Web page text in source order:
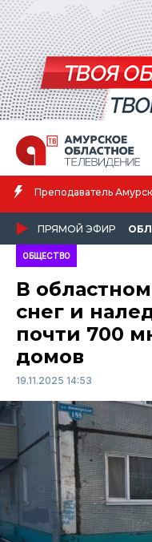
Преподаватель
ПРЯМОЙ ЭФИР
ОБЩЕСТВО
В
снег и
почти 700
домов
19.11.2025 14:53